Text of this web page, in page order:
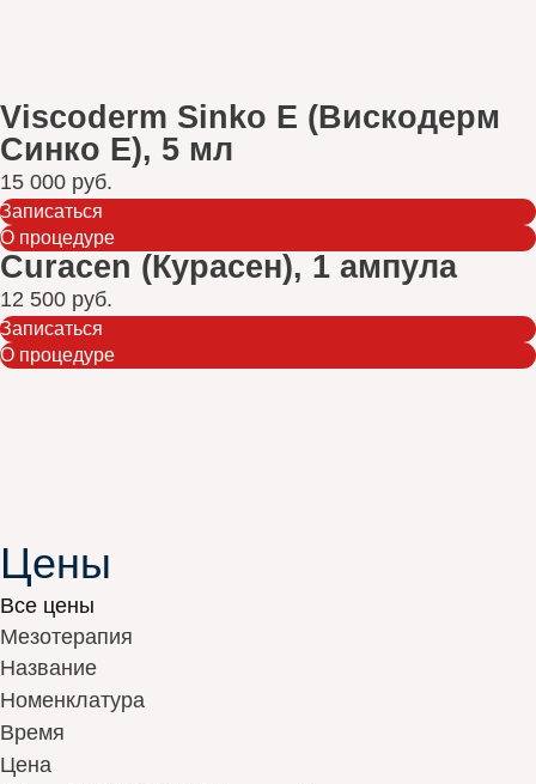
Viscoderm Sinko E (Вискодерм
Синко Е), 5 мл
15 000 руб.
Записаться
О процедуре
Curacen (Курасен), 1 ампула
12 500 руб.
Записаться
О процедуре
Цены
Все цены
Мезотерапия
Название
Номенклатура
Время
Цена